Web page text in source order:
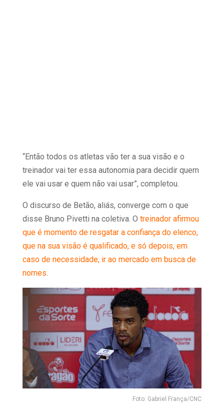
“Então todos os atletas vão ter a sua visão e o
treinador vai ter essa autonomia para decidir quem
ele vai usar e quem não vai usar”, completou.
O discurso de Betão, aliás, converge com o que
disse Bruno Pivetti na coletiva. O treinador afirmou
que é momento de resgatar a confiança do elenco,
que na sua visão é qualificado, e só depois, em
caso de necessidade, ir ao mercado em busca de
nomes
Foto: Gabriel França/CNC